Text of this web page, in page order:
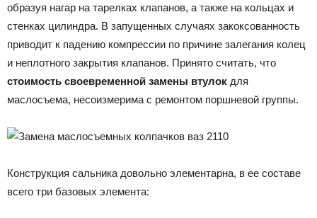
образуя нагар на тарелках клапанов, а также на кольцах и
стенках цилиндра. В запущенных случаях закоксованность
приводит к падению компрессии по причине залегания колец
и неплотного закрытия клапанов. Принято считать, что
стоимость своевременной замены втулок для
маслосъема, несоизмерима с ремонтом поршневой группы.
Конструкция сальника довольно элементарна, в ее составе
всего три базовых элемента: